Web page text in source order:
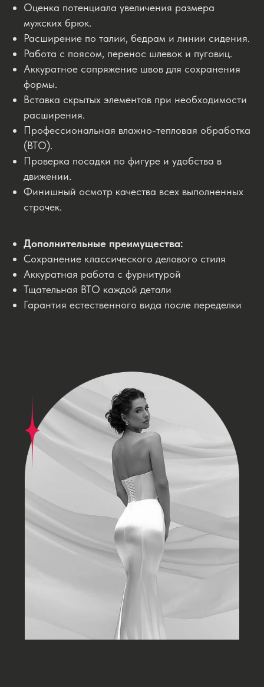
Оценка потенциала увеличения размера
мужских брюк.
Расширение по талии, бедрам и линии сидения.
Работа с поясом, перенос шлевок и пуговиц.
Аккуратное сопряжение швов для сохранения
формы.
Вставка скрытых элементов при необходимости
расширения.
Профессиональная влажно-тепловая обработка
(ВТО).
Проверка посадки по фигуре и удобства в
движении.
Финишный осмотр качества всех выполненных
строчек.
Дополнительные преимущества:
Сохранение классического делового стиля
Аккуратная работа с фурнитурой
Тщательная ВТО каждой детали
Гарантия естественного вида после переделки